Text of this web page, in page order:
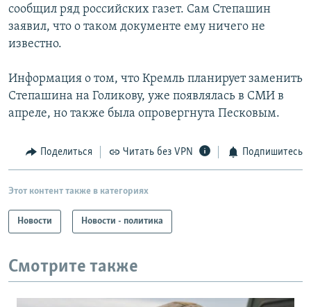
сообщил ряд российских газет. Сам Степашин
заявил, что о таком документе ему ничего не
известно.
Информация о том, что Кремль планирует заменить
Степашина на Голикову, уже появлялась в СМИ в
апреле, но также была опровергнута Песковым.
Поделиться Читать без VPN Подпишитесь
Этот контент также в категориях
Новости Новости - политика
Смотрите также